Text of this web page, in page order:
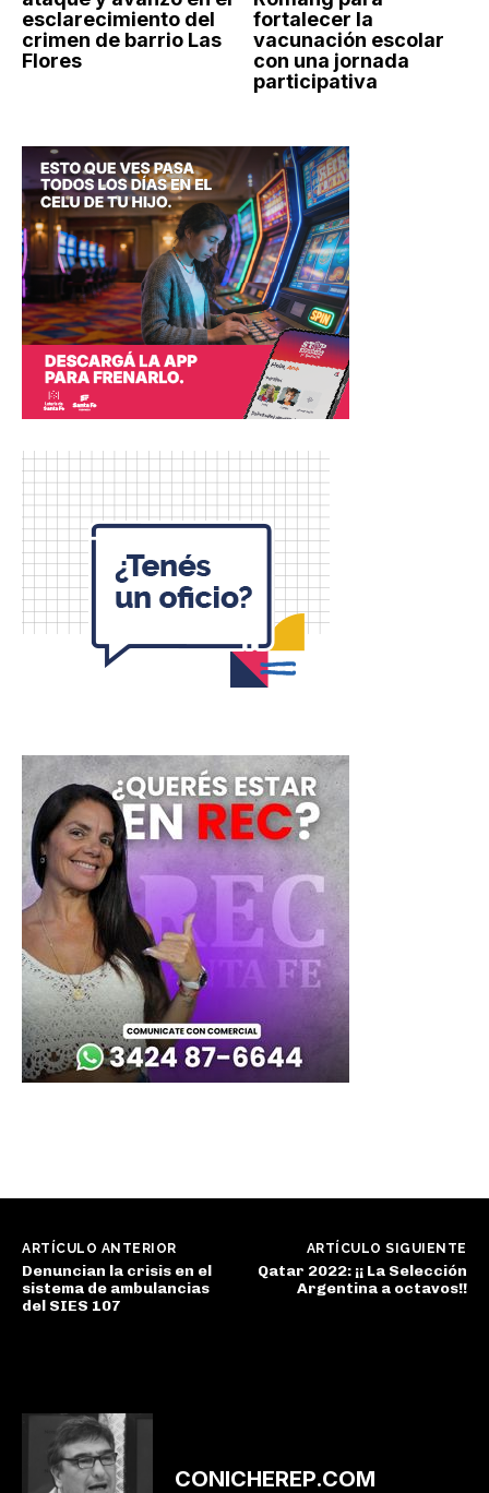
esclarecimiento del
crimen de barrio Las
Flores
fortalecer la
vacunación escolar
con una jornada
participativa
ARTÍCULO ANTERIOR
Denuncian la crisis en el
sistema de ambulancias
del SIES 107
ARTÍCULO SIGUIENTE
Qatar 2022: ¡¡ La Selección
Argentina a octavos!!
CONICHEREP.COM